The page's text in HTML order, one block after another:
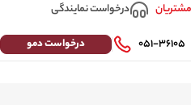
درخواست نمایندگی
۰۵۱-۳۶۱۰۵ درخواست دمو